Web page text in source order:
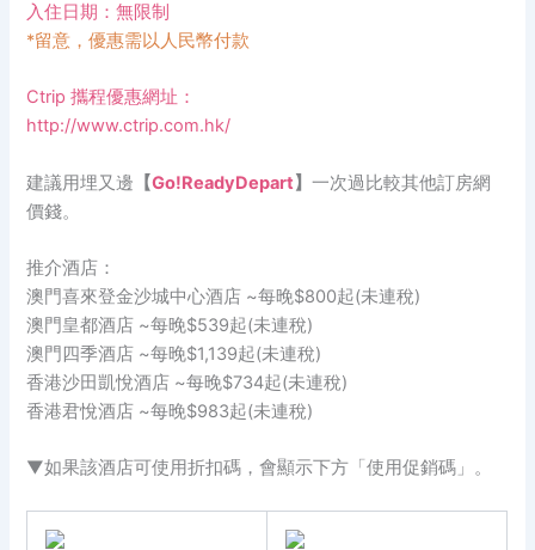
入住日期：無限制
*留意，優惠需以人民幣付款
Ctrip 攜程優惠網址：
http://www.ctrip.com.hk/
建議用埋又邊 【Go!ReadyDepart】一次過比較其他訂房網
價錢。
推介酒店：
澳門喜來登金沙城中心酒店 ~每晚$800起(未連稅)
澳門皇都酒店 ~每晚$539起(未連稅)
澳門四季酒店 ~每晚$1,139起(未連稅)
香港沙田凱悅酒店 ~每晚$734起(未連稅)
香港君悅酒店 ~每晚$983起(未連稅)
▼如果該酒店可使用折扣碼，會顯示下方「使用促銷碼」。